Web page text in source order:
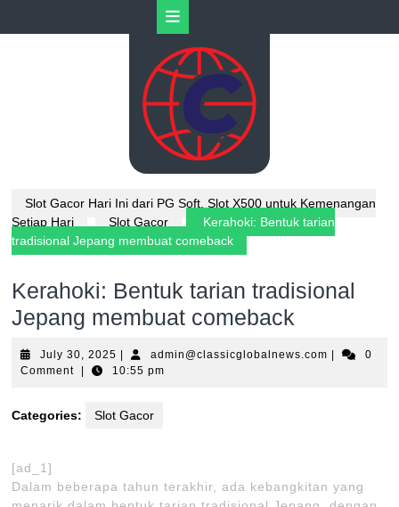
Button
Slot Gacor Hari Ini dari PG Soft, Slot X500 untuk Kemenangan
Setiap Hari
Slot Gacor
Kerahoki: Bentuk tarian
tradisional Jepang membuat comeback
Kerahoki: Bentuk tarian tradisional
Jepang membuat comeback
July 30, 2025 July
30,
admin@classicglobalnews.com
0
Comment
10:55 pm
Categories: Slot Gacor
[ad_1]
Dalam beberapa tahun terakhir, ada kebangkitan yang